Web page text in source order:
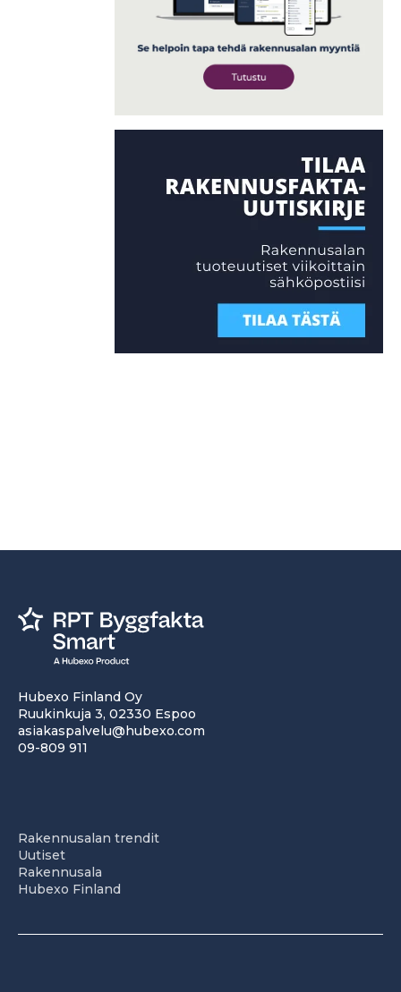
Hubexo Finland Oy
Ruukinkuja 3, 02330 Espoo
asiakaspalvelu@hubexo.com
09-809 911
Rakennusalan trendit
Uutiset
Rakennusala
Hubexo Finland